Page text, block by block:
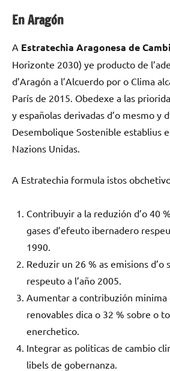
En Aragón
A Estratechia Aragonesa de
Horizonte 2030) ye producto de
d’Aragón a l’Alcuerdo por o Clima
París de 2015. Obedexe a las
y españolas derivadas d’o mesmo y
Desembolique Sostenible establius
Nazions Unidas.
A Estratechia formula istos
Contribuyir a la reduzión d’o 40
gases d’efeuto ibernadero
1990.
Reduzir un 26 % as emisions d’o
respeuto a l’año 2005.
Aumentar a contribuzión minima
renovables dica o 32 % sobre o
enerchetico.
Integrar as politicas de cambio
libels de gobernanza.